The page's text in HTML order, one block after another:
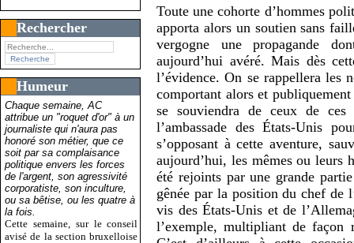
Rechercher
Humeur
Chaque semaine, AC
attribue un "roquet d'or" à un
journaliste qui n'aura pas
honoré son métier, que ce
soit par sa complaisance
politique envers les forces
de l'argent, son agressivité
corporatiste, son inculture,
ou sa bêtise, ou les quatre à
la fois.
Cette semaine, sur le conseil
avisé de la section bruxelloise
Toute une cohorte d’hommes
apporta alors un soutien sans
vergogne une propagande
aujourd’hui avéré. Mais dès
l’évidence. On se rappellera les
comportant alors et
se souviendra de ceux de
l’ambassade des États-Unis
s’opposant à cette aventure,
aujourd’hui, les mêmes ou leurs
été rejoints par une grande
gênée par la position du chef de
vis des États-Unis et de
l’exemple, multipliant de façon